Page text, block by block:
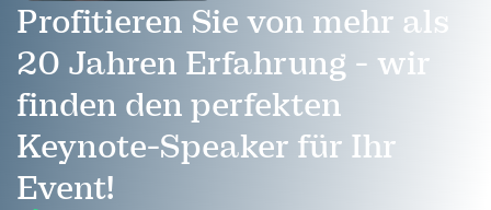
Profitieren Sie von mehr als
20 Jahren Erfahrung - wir
finden den perfekten
Keynote-Speaker für Ihr
Event!